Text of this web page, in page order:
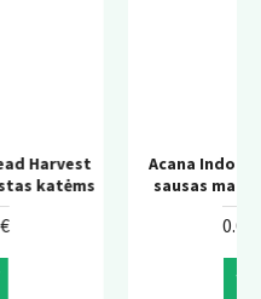
Acana Indoor Entree Cat
sausas maistas katėms